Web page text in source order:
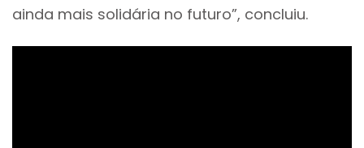
ainda mais solidária no futuro”, concluiu.